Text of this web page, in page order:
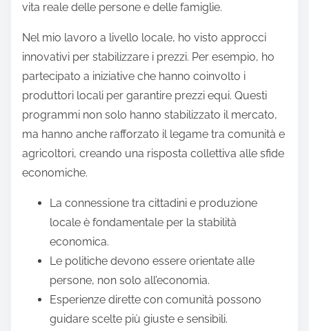
vita reale delle persone e delle famiglie.
Nel mio lavoro a livello locale, ho visto approcci
innovativi per stabilizzare i prezzi. Per esempio, ho
partecipato a iniziative che hanno coinvolto i
produttori locali per garantire prezzi equi. Questi
programmi non solo hanno stabilizzato il mercato,
ma hanno anche rafforzato il legame tra comunità e
agricoltori, creando una risposta collettiva alle sfide
economiche.
La connessione tra cittadini e produzione
locale è fondamentale per la stabilità
economica.
Le politiche devono essere orientate alle
persone, non solo all’economia.
Esperienze dirette con comunità possono
guidare scelte più giuste e sensibili.